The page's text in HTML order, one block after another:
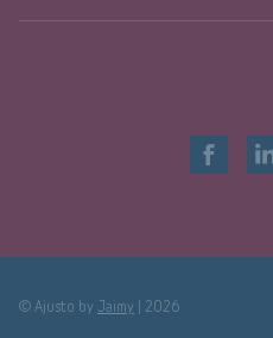
© Ajusto by Jaimy 2026